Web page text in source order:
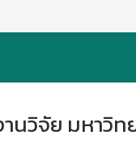
านวิจัย มหาวิ